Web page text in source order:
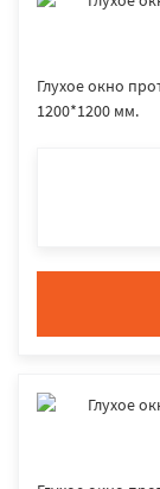
Глухое окно
1200*1200 мм.